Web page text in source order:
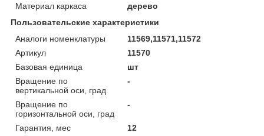
Материал каркаса
дерево
Пользовательские характеристики
Аналоги номенклатуры
11569,11571,11572
Артикул
11570
Базовая единица
шт
Вращение по
вертикальной оси, град
-
Вращение по
горизонтальной оси, град
-
Гарантия, мес
12